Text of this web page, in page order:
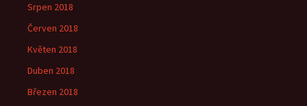
Srpen 2018
Červen 2018
Květen 2018
Duben 2018
Březen 2018